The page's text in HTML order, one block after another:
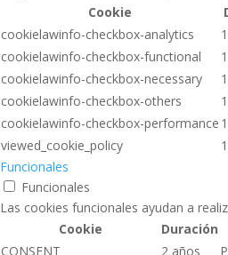
Cookie
cookielawinfo-checkbox-analytics
cookielawinfo-checkbox-functional
cookielawinfo-checkbox-necessary
cookielawinfo-checkbox-others
cookielawinfo-checkbox-performance
viewed_cookie_policy
Funcionales
Funcionales
Las cookies funcionales ayudan a
Cookie
Duración
CONSENT
2 años